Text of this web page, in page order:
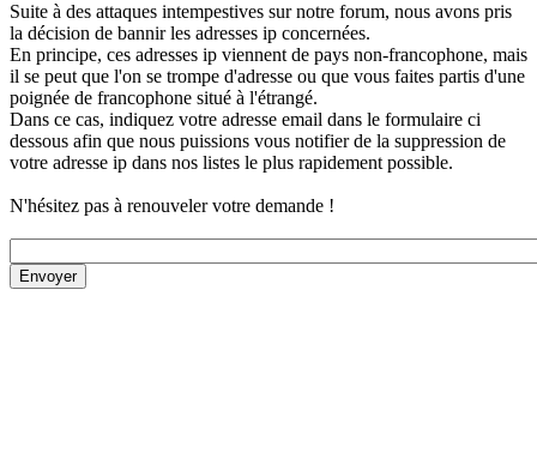
Suite à des attaques intempestives sur notre forum, nous avons pris
la décision de bannir les adresses ip concernées.
En principe, ces adresses ip viennent de pays non-francophone, mais
il se peut que l'on se trompe d'adresse ou que vous faites partis d'une
poignée de francophone situé à l'étrangé.
Dans ce cas, indiquez votre adresse email dans le formulaire ci
dessous afin que nous puissions vous notifier de la suppression de
votre adresse ip dans nos listes le plus rapidement possible.
N'hésitez pas à renouveler votre demande !